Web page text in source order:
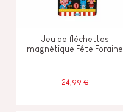
Jeu de fléchettes
magnétique Fête Foraine
24,99 €